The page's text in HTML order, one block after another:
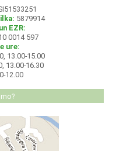
5879914
EZR:
0014 597
ure:
13.00-15.00
13.00-16.30
12.00